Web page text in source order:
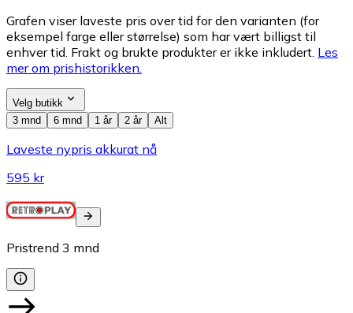
Grafen viser laveste pris over tid for den varianten (for
eksempel farge eller størrelse) som har vært billigst til
enhver tid. Frakt og brukte produkter er ikke inkludert. Les
mer om prishistorikken.
Velg butikk
3 mnd
6 mnd 1 år 2 år Alt
Laveste nypris akkurat nå
595 kr
Pristrend 3 mnd